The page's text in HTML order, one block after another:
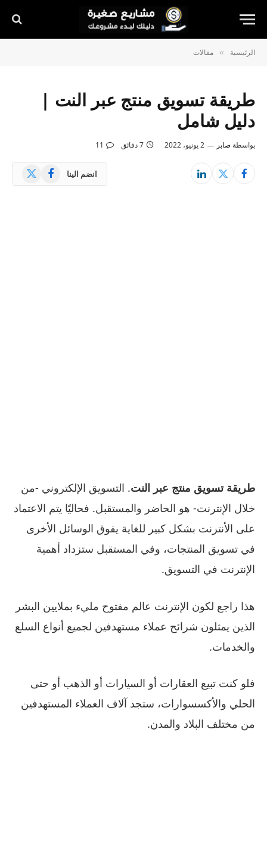
الرئيسية » مقالات
طريقة تسويق منتج عبر النت |
دليل شامل
بواسطة صابر 2 يونيو، 2022 7 دقائق 11
انضم الينا فيسبوك
طريقة تسويق منتج عبر النت. التسويق الإلكتروني -من
خلال الإنترنت- هو الحاضر والمستقبل. فحاليًا يتم الاعتماد
على الأنترنت بشكل كبير للغاية يفوق الوسائل الأخرى
في تسويق المنتجات، وفي المستقبل ستزداد أهمية
الإنترنت في التسويق.
هذا راجع لكون الإنترنت عالم مفتوح مليء بملايين البشر
الذين يمثلون شرائح عملاء مستهدفين لجميع أنواع السلع
والخدمات.
فلو كنت تبيع العقارات أو السيارات أو الذهب أو حتى
الحلي والأكسسوارات، ستجد آلاف العملاء المستهدفين
من مختلف البلاد والمدن.